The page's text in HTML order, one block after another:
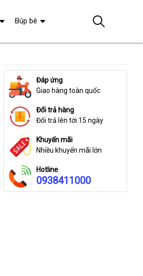
Đáp ứng
Giao hàng toàn quốc
Đổi trả hàng
Đổi trả lên tới 15 ngày
Khuyến mãi
Nhiều khuyến mãi lớn
Hotline
0938411000
Búp bê